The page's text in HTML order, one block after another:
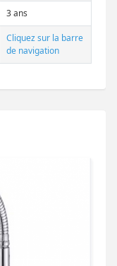
3 ans
Cliquez sur la barre
de navigation